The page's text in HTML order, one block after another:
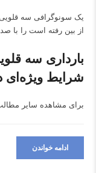
یک سونوگرافی سه قلویی
از بین رفته است را با
بارداری سه
شرایط ویژه‌ای
برای مشاهده سایر
ادامه خواندن